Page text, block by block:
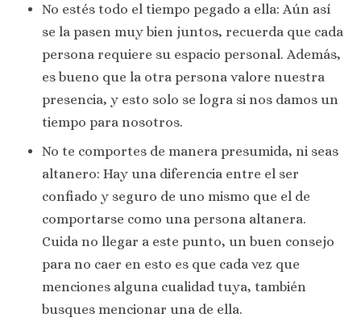
No estés todo el tiempo pegado a ella: Aún así
se la pasen muy bien juntos, recuerda que cada
persona requiere su espacio personal. Además,
es bueno que la otra persona valore nuestra
presencia, y esto solo se logra si nos damos un
tiempo para nosotros.
No te comportes de manera presumida, ni seas
altanero: Hay una diferencia entre el ser
confiado y seguro de uno mismo que el de
comportarse como una persona altanera.
Cuida no llegar a este punto, un buen consejo
para no caer en esto es que cada vez que
menciones alguna cualidad tuya, también
busques mencionar una de ella.